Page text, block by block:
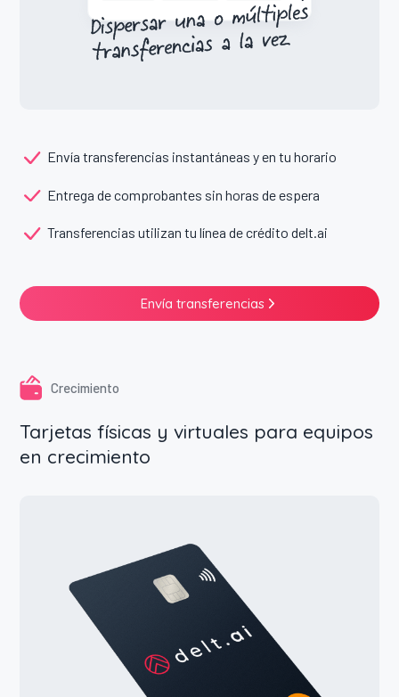
Envía transferencias instantáneas y en tu horario
Entrega de comprobantes sin horas de espera
Transferencias utilizan tu línea de crédito delt.ai
Envía transferencias
Crecimiento
Tarjetas físicas y virtuales para equipos
en crecimiento